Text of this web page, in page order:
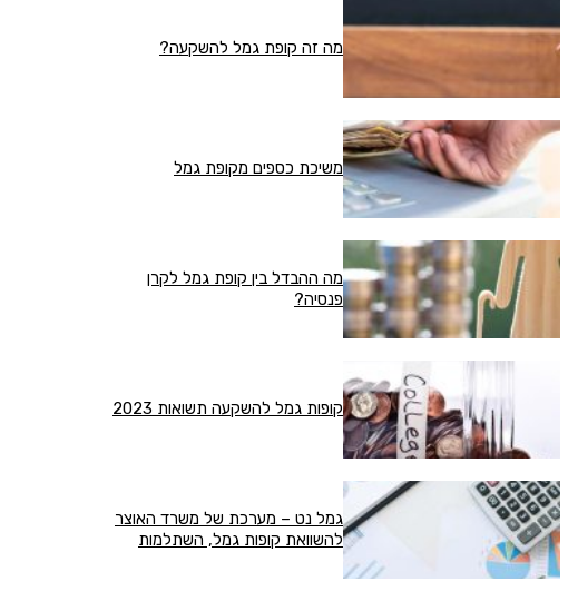
מה זה קופת גמל להשקעה?
משיכת כספים מקופת גמל
מה ההבדל בין קופת גמל לקרן
פנסיה?
קופות גמל להשקעה תשואות 2023
גמל נט – מערכת של משרד האוצר
להשוואת קופות גמל, השתלמות